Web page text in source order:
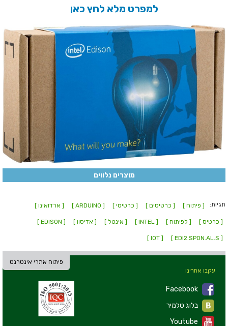
למפרט מלא לחץ כאן
מוצרים נלווים
תגיות: [ פיתוח ] [ כרטיסים ] [ כרטיסי ] [ ARDUINO ] [ ארדואינו ]
[ כרטיס ] [ לפיתוח ] [ INTEL ] [ אינטל ] [ אדיסון ] [ EDISON ]
[ EDI2.SPON.AL.S ]
[ IOT ]
פיתוח אתרי אינטרנט
עקבו אחרינו
Facebook
Youtube